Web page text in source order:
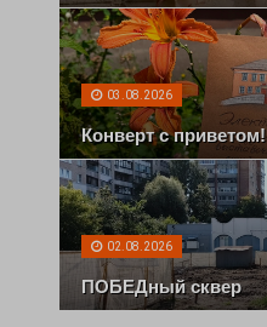
03.08.2026
Конверт с приветом!
02.08.2026
ПОБЕДный сквер